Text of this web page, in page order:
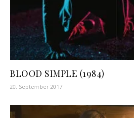
BLOOD SIMPLE (1984)
20. September 2017